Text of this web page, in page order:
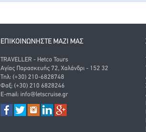
ΕΠΙΚΟΙΝΩΝΗΣΤΕ ΜΑΖΙ ΜΑΣ
TRAVELLER - Hetco Tours
Αγίας Παρασκευής 72, Χαλάνδρι - 152 32
Τηλ: (+30) 210-6828748
Φαξ: (+30) 210 6828246
E-mail: info@letscruise.gr